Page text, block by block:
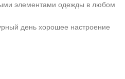
элементами одежды в любом
день хорошее настроение